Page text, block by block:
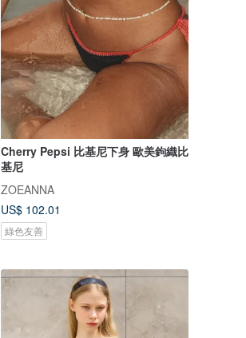
Cherry Pepsi 比基尼下身 歐美鉤織比
基尼
ZOEANNA
US$ 102.01
綠色友善